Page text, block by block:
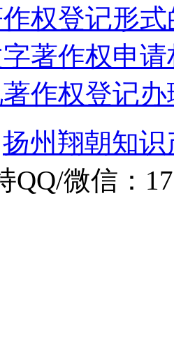
权登记形
著作权申
作权登记
扬州翔朝知
QQ/微信：